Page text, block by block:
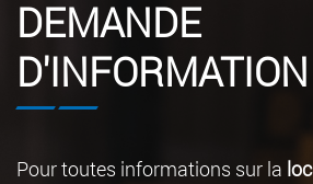
DEMANDE
D'INFORMATION
Pour toutes informations sur la